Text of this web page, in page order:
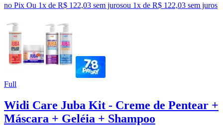
no Pix Ou 1x de R$ 122,03 sem jurosou 1x de R$ 122,03 sem juros
Full
Widi Care Juba Kit - Creme de Pentear +
Máscara + Geléia + Shampoo